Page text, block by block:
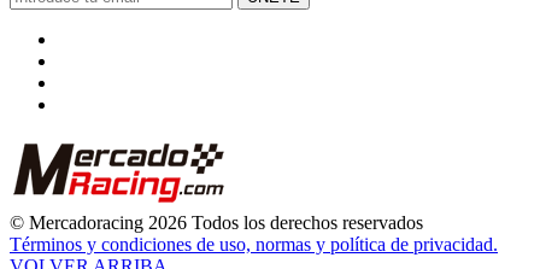
© Mercadoracing 2026 Todos los derechos reservados
Términos y condiciones de uso, normas y política de privacidad.
VOLVER ARRIBA